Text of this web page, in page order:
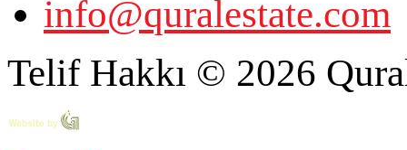
info@quralestate.com
Telif Hakkı © 2026